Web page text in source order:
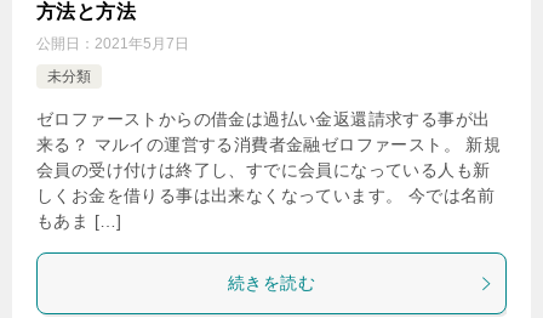
方法と方法
公開日： 2021年5月7日
未分類
ゼロファーストからの借金は過払い金返還請求する事が出
来る？ マルイの運営する消費者金融ゼロファースト。 新規
会員の受け付けは終了し、すでに会員になっている人も新
しくお金を借りる事は出来なくなっています。 今では名前
もあま […]
続きを読む